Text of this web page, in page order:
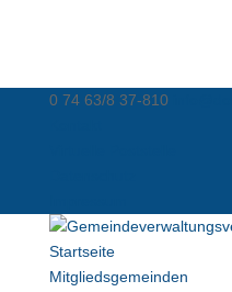
0 74 63/8 37-810
Startseite
Mitgliedsgemeinden